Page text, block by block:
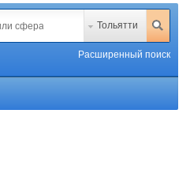
Тольятти
Расширенный поиск